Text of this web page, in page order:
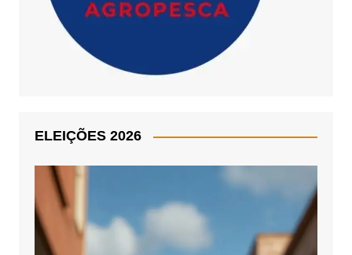
ELEIÇÕES 2026